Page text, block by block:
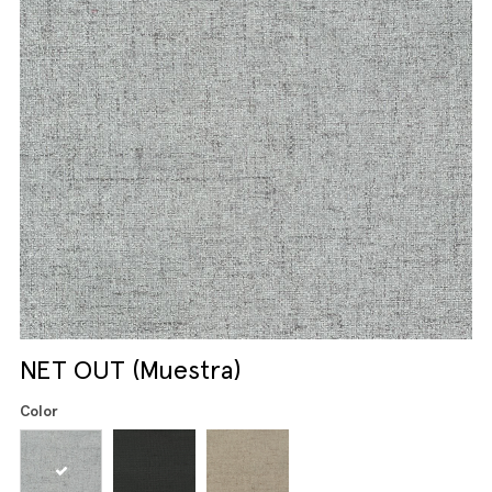
NET OUT (Muestra)
Color